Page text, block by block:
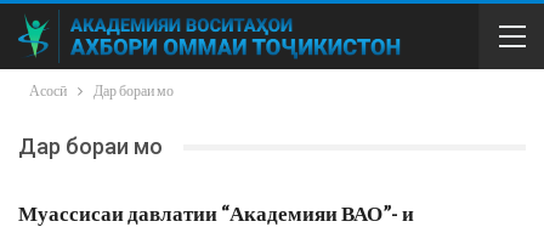
Асосӣ Дар бораи мо
Дар бораи мо
Муассисаи давлатии “Академияи ВАО”- и